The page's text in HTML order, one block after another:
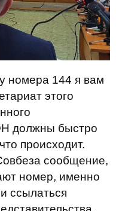
номера 144 я вам
этого
должны быстро
происходит.
сообщение,
номер, именно
ссылаться